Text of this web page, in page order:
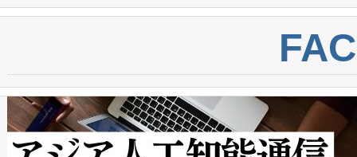
centers. Voltaiqは、ai&のAI
からシステム統合、試運転、
クルの各段階のデータを監視
[…]
トに対して約600メートルに
では、反射率10％のターゲッ
で向上し、最大検知距離は
ットだけで最大1キロメート